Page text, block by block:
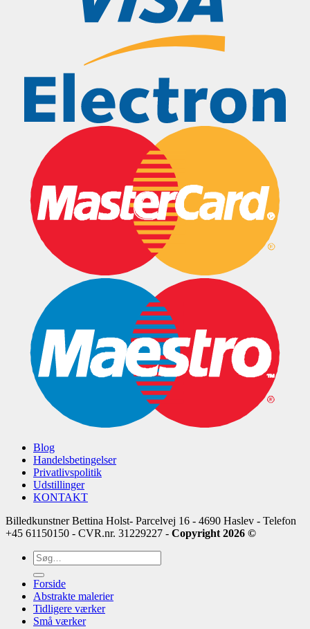
Blog
Handelsbetingelser
Privatlivspolitik
Udstillinger
KONTAKT
Billedkunstner Bettina Holst- Parcelvej 16 - 4690 Haslev - Telefon
+45 61150150 - CVR.nr. 31229227 - Copyright 2026 ©
Søg
efter:
Forside
Abstrakte malerier
Tidligere værker
Små værker